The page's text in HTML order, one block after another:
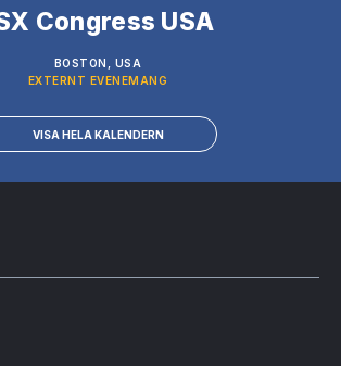
Congress USA
BOSTON, USA
EXTERNT EVENEMANG
VISA HELA KALENDERN